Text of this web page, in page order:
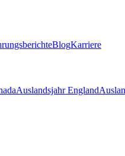
BlogKarriere
Auslandsjahr England